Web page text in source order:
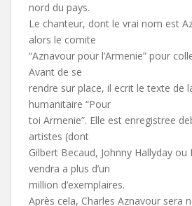
nord du pays.
Le chanteur, dont le vrai nom est
alors le comite
“Aznavour pour l’Armenie” pour
Avant de se
rendre sur place, il ecrit le texte de
humanitaire “Pour
toi Armenie”. Elle est enregistree
artistes (dont
Gilbert Becaud, Johnny Hallyday ou
vendra a plus d’un
million d’exemplaires.
Après cela, Charles Aznavour sera